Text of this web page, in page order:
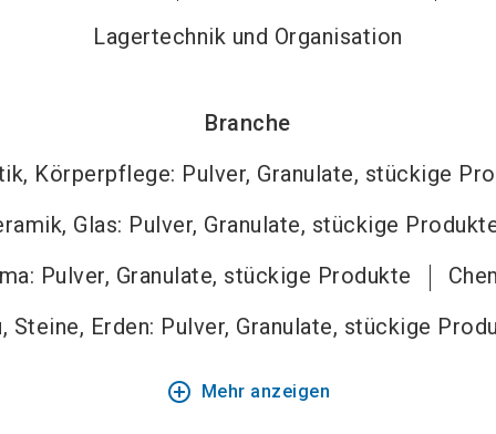
Lagertechnik und Organisation
Branche
Körperpflege: Pulver, Granulate, stückige
Glas: Pulver, Granulate, stückige
Pulver, Granulate, stückige Produkte
Steine, Erden: Pulver, Granulate, stückige
add_circle_outline Mehr anzeigen